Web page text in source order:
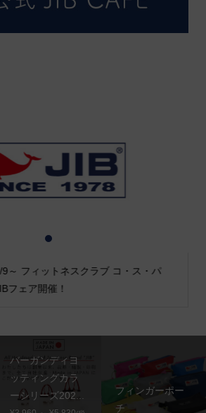
～ フィットネスクラブ コ・ス・パ
フェア開催！
2
バーガンディヨ
ッティングカラ
ーシリーズ202...
フィンガーポー
チ